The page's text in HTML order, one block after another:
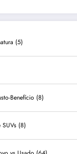
(5)
Benefício (8)
(8)